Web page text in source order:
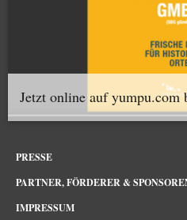
Jetzt online auf yumpu.com
PRESSE
PARTNER, FÖRDERER &
IMPRESSUM